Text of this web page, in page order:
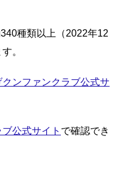
種類以上（2022年12
。
ンファンクラブ公式サ
公式サイト で確認でき